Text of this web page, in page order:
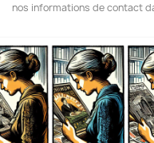
nos informations de contact